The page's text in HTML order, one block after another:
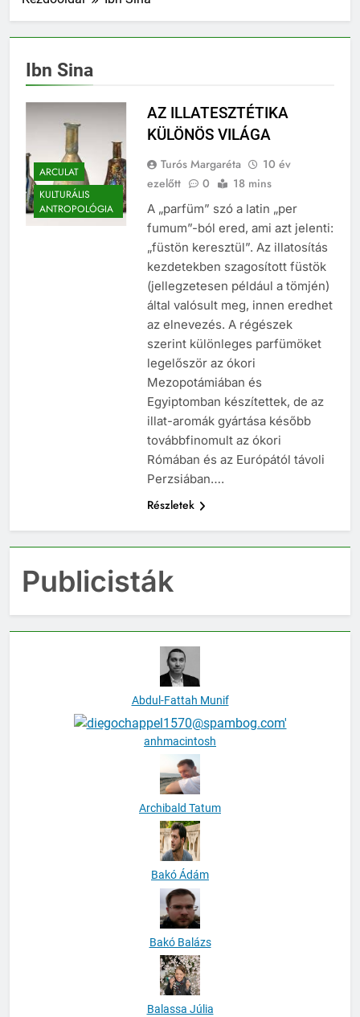
Ibn Sina
ARCULAT
KULTURÁLIS
ANTROPOLÓGIA
AZ ILLATESZTÉTIKA
KÜLÖNÖS VILÁGA
Turós Margaréta
10 év
ezelőtt
0 18 mins
A „parfüm” szó a latin „per
fumum”-ból ered, ami azt jelenti:
„füstön keresztül”. Az illatosítás
kezdetekben szagosított füstök
(jellegzetesen például a tömjén)
által valósult meg, innen eredhet
az elnevezés. A régészek
szerint különleges parfümöket
legelőször az ókori
Mezopotámiában és
Egyiptomban készítettek, de az
illat-aromák gyártása később
továbbfinomult az ókori
Rómában és az Európától távoli
Perzsiában….
Részletek
Publicisták
Abdul-Fattah Munif
anhmacintosh
Archibald Tatum
Bakó Ádám
Bakó Balázs
Balassa Júlia